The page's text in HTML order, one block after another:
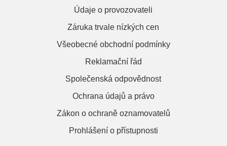
Údaje o provozovateli
Záruka trvale nízkých cen
Všeobecné obchodní podmínky
Reklamační řád
Společenská odpovědnost
Ochrana údajů a právo
Zákon o ochraně oznamovatelů
Prohlášení o přístupnosti